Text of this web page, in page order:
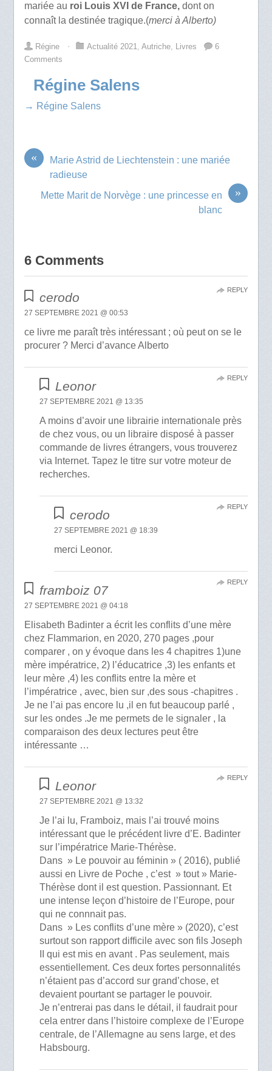
mariée au roi Louis XVI de France,dont on
connaît la destinée tragique.(merci à Alberto)
Régine ⋅ Actualité 2021 Autriche, Livres
6
Comments
Régine Salens
→ Régine Salens
«
Marie Astrid de Liechtenstein : une mariée
radieuse
»
Mette Marit de Norvège : une princesse en
blanc
6 Comments
cerodo
27 SEPTEMBRE 2021 @ 00:53
ce livre me paraît très intéressant ; où peut on se le
procurer ? Merci d’avance Alberto
REPLY
Leonor
27 SEPTEMBRE 2021 @ 13:35
A moins d’avoir une librairie internationale près
de chez vous, ou un libraire disposé à passer
commande de livres étrangers, vous trouverez
via Internet. Tapez le titre sur votre moteur de
recherches.
REPLY
cerodo
27 SEPTEMBRE 2021 @ 18:39
merci Leonor.
REPLY
framboiz 07
27 SEPTEMBRE 2021 @ 04:18
Elisabeth Badinter a écrit les conflits d’une mère
chez Flammarion, en 2020, 270 pages ,pour
comparer , on y évoque dans les 4 chapitres 1)une
mère impératrice, 2) l’éducatrice ,3) les enfants et
leur mère ,4) les conflits entre la mère et
l’impératrice , avec, bien sur ,des sous -chapitres .
Je ne l’ai pas encore lu ,il en fut beaucoup parlé ,
sur les ondes .Je me permets de le signaler , la
comparaison des deux lectures peut être
intéressante …
REPLY
Leonor
27 SEPTEMBRE 2021 @ 13:32
Je l’ai lu, Framboiz, mais l’ai trouvé moins
intéressant que le précédent livre d’E. Badinter
sur l’impératrice Marie-Thérèse.
Dans » Le pouvoir au féminin » ( 2016), publié
aussi en Livre de Poche , c’est » tout » Marie-
Thérèse dont il est question. Passionnant. Et
une intense leçon d’histoire de l’Europe, pour
qui ne connnait pas.
Dans » Les conflits d’une mère » (2020), c’est
surtout son rapport difficile avec son fils Joseph
II qui est mis en avant . Pas seulement, mais
essentiellement. Ces deux fortes personnalités
n’étaient pas d’accord sur grand’chose, et
devaient pourtant se partager le pouvoir.
Je n’entrerai pas dans le détail, il faudrait pour
cela entrer dans l’histoire complexe de l’Europe
centrale, de l’Allemagne au sens large, et des
Habsbourg.
REPLY